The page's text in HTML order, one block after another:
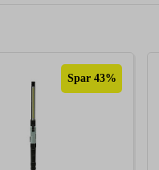
Spar 43%